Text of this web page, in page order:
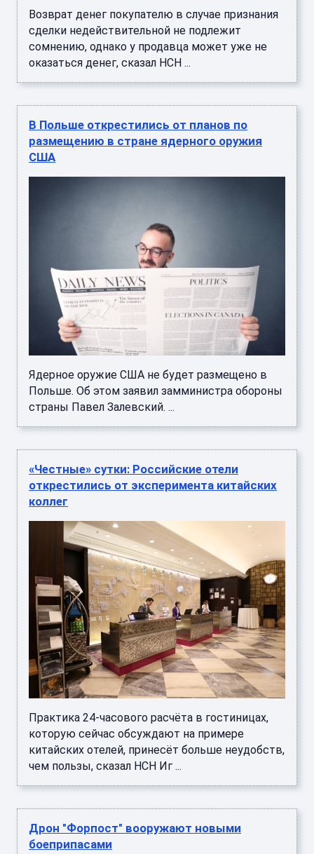
Возврат денег покупателю в случае признания
сделки недействительной не подлежит
сомнению, однако у продавца может уже не
оказаться денег, сказал НСН ...
В Польше открестились от планов по
размещению в стране ядерного оружия
США
Ядерное оружие США не будет размещено в
Польше. Об этом заявил замминистра обороны
страны Павел Залевский. ...
«Честные» сутки: Российские отели
открестились от эксперимента китайских
коллег
Практика 24‑часового расчёта в гостиницах,
которую сейчас обсуждают на примере
китайских отелей, принесёт больше неудобств,
чем пользы, сказал НСН Иг ...
Дрон "Форпост" вооружают новыми
боеприпасами